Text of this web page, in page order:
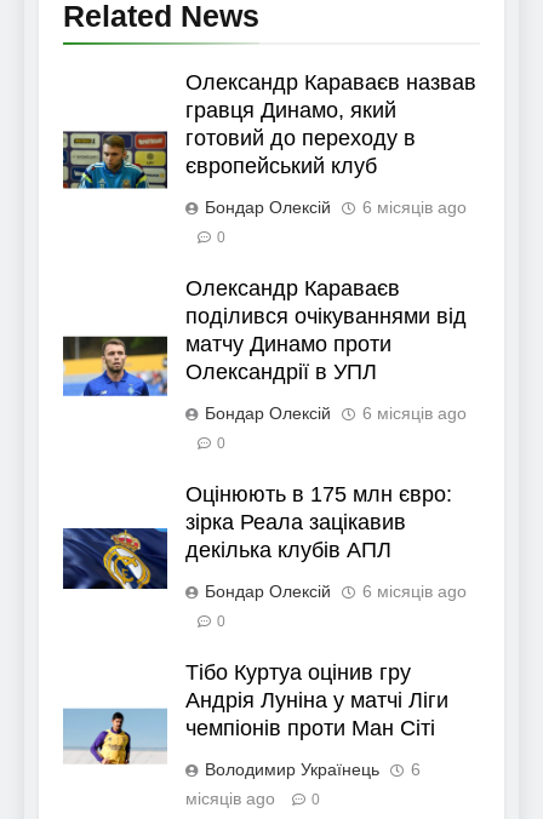
Related News
Олександр Караваєв назвав
гравця Динамо, який
готовий до переходу в
європейський клуб
Бондар Олексій 6 місяців ago
0
Олександр Караваєв
поділився очікуваннями від
матчу Динамо проти
Олександрії в УПЛ
Бондар Олексій 6 місяців ago
0
Оцінюють в 175 млн євро:
зірка Реала зацікавив
декілька клубів АПЛ
Бондар Олексій 6 місяців ago
0
Тібо Куртуа оцінив гру
Андрія Луніна у матчі Ліги
чемпіонів проти Ман Сіті
Володимир Українець
6
місяців ago
0